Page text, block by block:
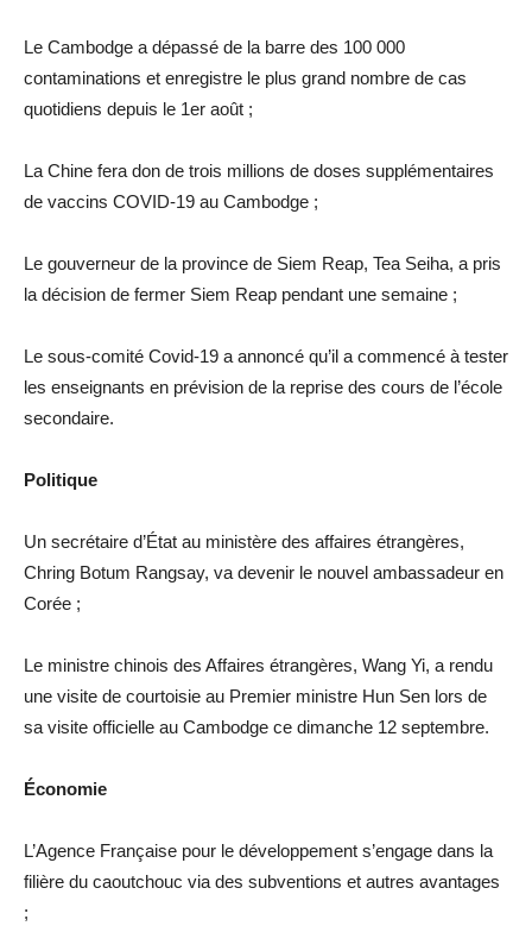
Le Cambodge a dépassé de la barre des 100 000
contaminations et enregistre le plus grand nombre de cas
quotidiens depuis le 1er août ;
La Chine fera don de trois millions de doses supplémentaires
de vaccins COVID-19 au Cambodge ;
Le gouverneur de la province de Siem Reap, Tea Seiha, a pris
la décision de fermer Siem Reap pendant une semaine ;
Le sous-comité Covid-19 a annoncé qu’il a commencé à tester
les enseignants en prévision de la reprise des cours de l’école
secondaire.
Politique
Un secrétaire d’État au ministère des affaires étrangères,
Chring Botum Rangsay, va devenir le nouvel ambassadeur en
Corée ;
Le ministre chinois des Affaires étrangères, Wang Yi, a rendu
une visite de courtoisie au Premier ministre Hun Sen lors de
sa visite officielle au Cambodge ce dimanche 12 septembre.
Économie
L’Agence Française pour le développement s’engage dans la
filière du caoutchouc via des subventions et autres avantages
;